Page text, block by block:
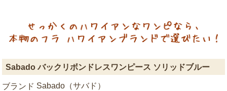
Sabado バックリボンドレスワンピース ソリッドブルー
ブランド Sabado（サバド）